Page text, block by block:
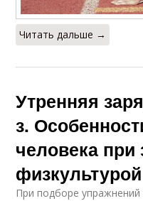
Читать дальше →
Утренняя
з.
человека при
физкультурой
При подборе